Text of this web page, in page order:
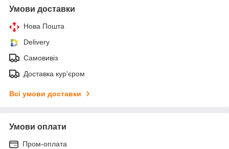
Умови доставки
Нова Пошта
Delivery
Самовивіз
Доставка кур'єром
Всі умови доставки
Умови оплати
Пром-оплата